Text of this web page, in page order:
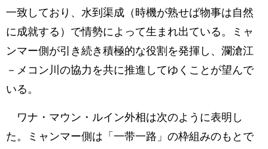
一致しており、水到渠成（時機が熟せば物事は自然
に成就する）で情勢によって生まれ出ている。ミャ
ンマー側が引き続き積極的な役割を発揮し、瀾滄江
－メコン川の協力を共に推進してゆくことが望んで
いる。
ワナ・マウン・ルイン外相は次のように表明し
た。ミャンマー側は「一带一路」の枠組みのもとで